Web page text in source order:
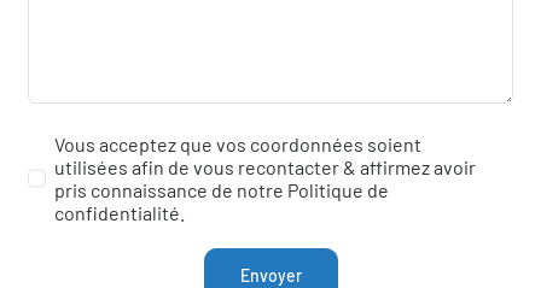
Vous acceptez que vos coordonnées soient
utilisées afin de vous recontacter & affirmez avoir
pris connaissance de notre Politique de
confidentialité.
Envoyer